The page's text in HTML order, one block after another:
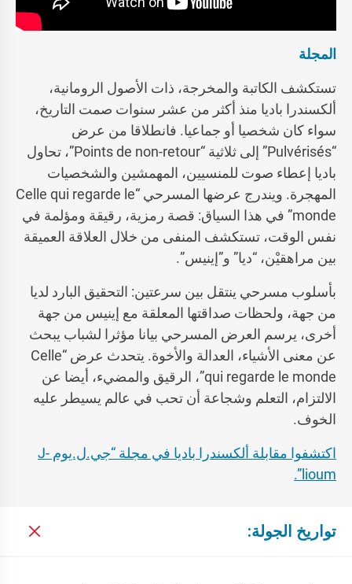
المجلة
تستكشف الكاتبة والمخرجة، ذات الأصول الرومانية،
ألكسندرا باديا منذ أكثر من عشر سنوات صمت التاريخ،
سواء كان شخصيا أو جماعيا. فانطلاقا من عرض
“Pulvérisés” إلى ثلاثية “Points de non-retour”، تحاول
باديا إعطاء صوت للمنسيين، المهمشين والشخصيات
المهجرة. ويندرج عرضها المسرحي “Celle qui regarde le
monde” في هذا السياق: قصة رمزية، رقيقة ومؤلمة في
نفس الوقت، تستكشف المنفى من خلال العلاقة العميقة
بين مراهقيْن، “ديا” و”إينيس”.
بأسلوب مسرحي ينتقل بين سرعتين: التحقيق البارد لديا
من جهة، ولحظات صداقتها المعلقة مع إينيس من جهة
أخرى، يرسم العرض المسرحي بيانا مؤثرا لشباب يبحث
عن معنى الأشياء، العدالة والأخوة. يتحدث عرض “Celle
qui regarde le monde”، الرقيق والمضيء، أيضا عن
الالتزام، التعلم وشجاعة أن تحب في عالم يسيطر عليه
الخوف.
اكتشفوا مقابلة ألكسندرا باديا في مجلة “جي.ل.يوم J-
lioum”.
تواريخ الجولة: